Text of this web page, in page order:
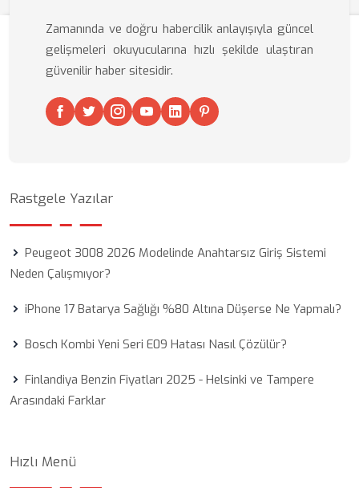
Zamanında ve doğru habercilik anlayışıyla güncel
gelişmeleri okuyucularına hızlı şekilde ulaştıran
güvenilir haber sitesidir.
Rastgele Yazılar
Peugeot 3008 2026 Modelinde Anahtarsız Giriş Sistemi
Neden Çalışmıyor?
iPhone 17 Batarya Sağlığı %80 Altına Düşerse Ne Yapmalı?
Bosch Kombi Yeni Seri E09 Hatası Nasıl Çözülür?
Finlandiya Benzin Fiyatları 2025 - Helsinki ve Tampere
Arasındaki Farklar
Hızlı Menü